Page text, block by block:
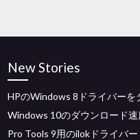
New Stories
HPのWindows 8ドライバーを
Windows 10のダウンロード
Pro Tools 9用のilokドライバ